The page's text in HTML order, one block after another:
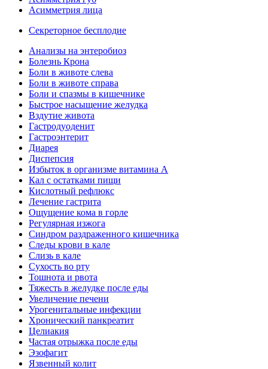
Асимметрия лица
Секреторное бесплодие
Анализы на энтеробиоз
Болезнь Крона
Боли в животе слева
Боли в животе справа
Боли и спазмы в кишечнике
Быстрое насыщение желудка
Вздутие живота
Гастродуоденит
Гастроэнтерит
Диарея
Диспепсия
Избыток в организме витамина А
Кал с остатками пищи
Кислотный рефлюкс
Лечение гастрита
Ощущение кома в горле
Регулярная изжога
Синдром раздраженного кишечника
Следы крови в кале
Слизь в кале
Сухость во рту
Тошнота и рвота
Тяжесть в желудке после еды
Увеличение печени
Урогенитальные инфекции
Хронический панкреатит
Целиакия
Частая отрыжка после еды
Эзофагит
Язвенный колит